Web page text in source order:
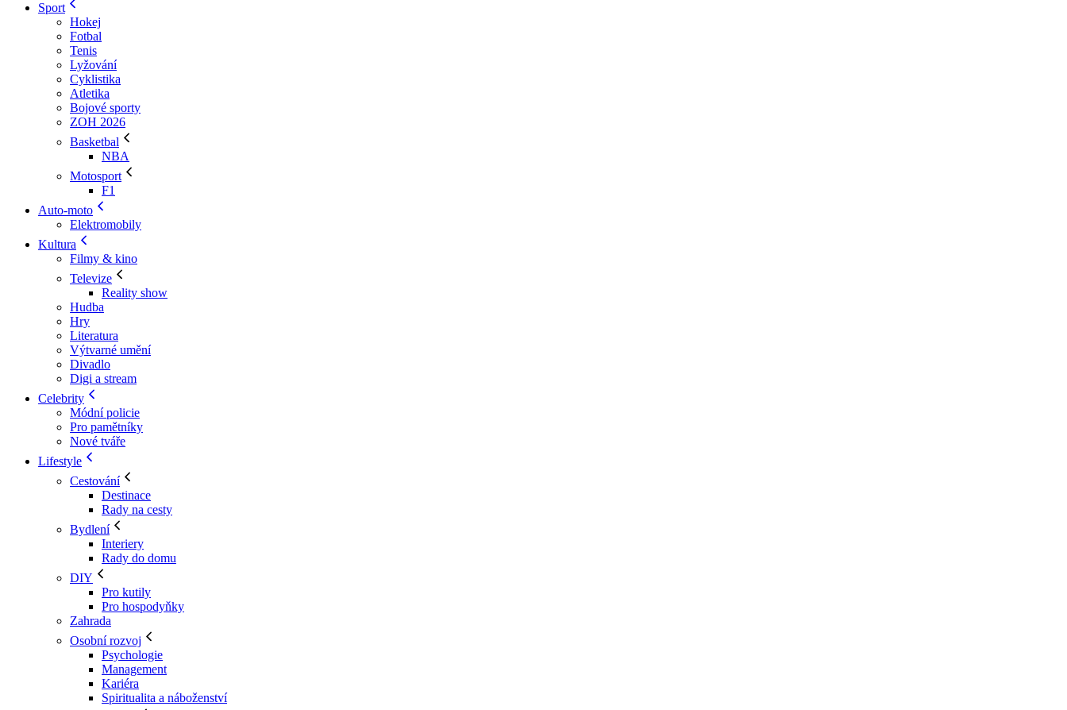
Sport
Hokej
Fotbal
Tenis
Lyžování
Cyklistika
Atletika
Bojové sporty
ZOH 2026
Basketbal
NBA
Motosport
F1
Auto-moto
Elektromobily
Kultura
Filmy & kino
Televize
Reality show
Hudba
Hry
Literatura
Výtvarné umění
Divadlo
Digi a stream
Celebrity
Módní policie
Pro pamětníky
Nové tváře
Lifestyle
Cestování
Destinace
Rady na cesty
Bydlení
Interiery
Rady do domu
DIY
Pro kutily
Pro hospodyňky
Zahrada
Osobní rozvoj
Psychologie
Management
Kariéra
Spiritualita a náboženství